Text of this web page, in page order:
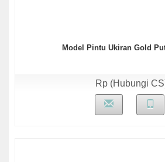
Model Pintu Ukiran Gold
Rp (Hubungi